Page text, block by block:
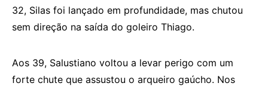
32, Silas foi lançado em profundidade, mas chutou
sem direção na saída do goleiro Thiago.
Aos 39, Salustiano voltou a levar perigo com um
forte chute que assustou o arqueiro gaúcho. Nos